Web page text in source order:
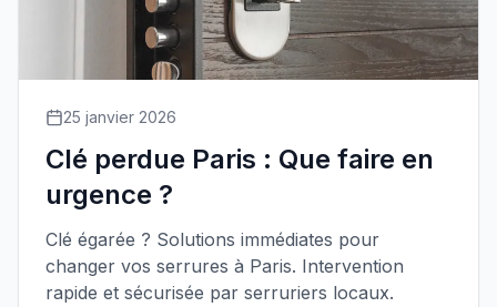
25 janvier 2026
Clé perdue Paris : Que faire en
urgence ?
Clé égarée ? Solutions immédiates pour
changer vos serrures à Paris. Intervention
rapide et sécurisée par serruriers locaux.